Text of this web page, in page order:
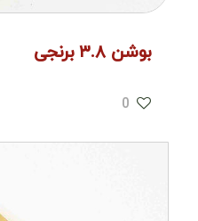
بوشن ۳.۸ برنجی
0